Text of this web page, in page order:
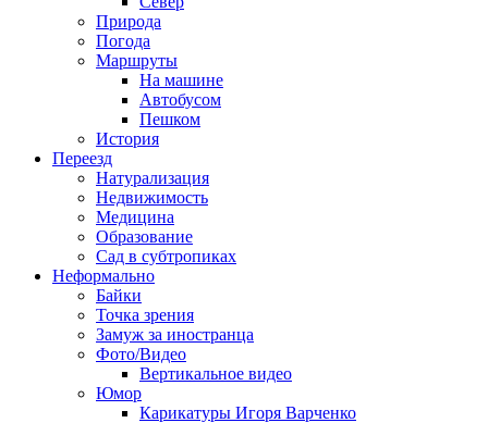
Природа
Погода
Маршруты
На машине
Автобусом
Пешком
История
Переезд
Натурализация
Недвижимость
Медицина
Образование
Сад в субтропиках
Неформально
Байки
Точка зрения
Замуж за иностранца
Фото/Видео
Вертикальное видео
Юмор
Карикатуры Игоря Варченко